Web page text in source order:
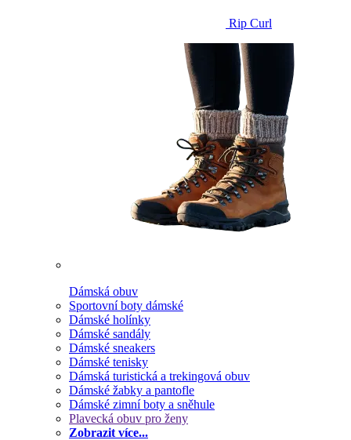
Rip Curl
Dámská obuv
Sportovní boty dámské
Dámské holínky
Dámské sandály
Dámské sneakers
Dámské tenisky
Dámská turistická a trekingová obuv
Dámské žabky a pantofle
Dámské zimní boty a sněhule
Plavecká obuv pro ženy
Zobrazit více...